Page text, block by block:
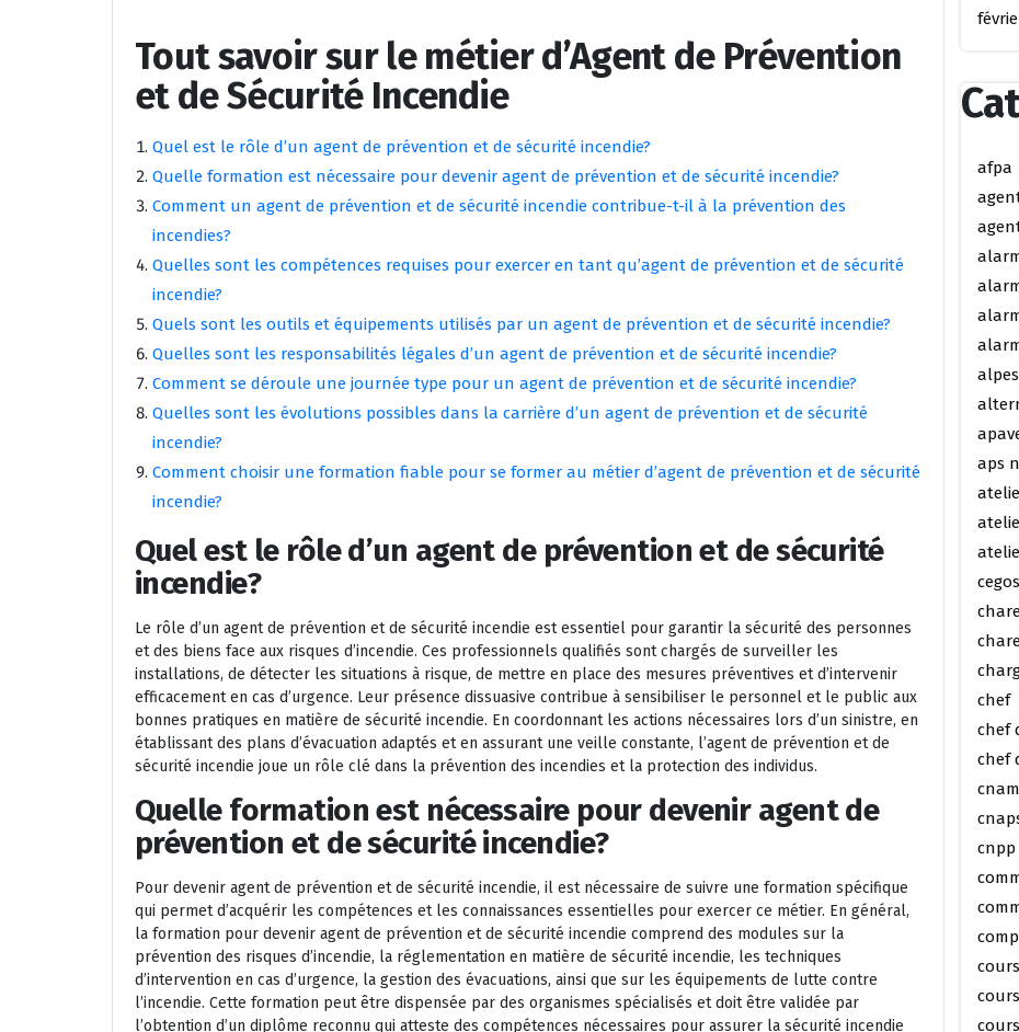
Tout savoir sur le métier d’Agent de Prévention
et de Sécurité Incendie
Quel est le rôle d’un agent de prévention et de sécurité incendie?
Quelle formation est nécessaire pour devenir agent de prévention et de sécurité incendie?
Comment un agent de prévention et de sécurité incendie contribue-t-il à la prévention des
incendies?
Quelles sont les compétences requises pour exercer en tant qu’agent de prévention et de sécurité
incendie?
Quels sont les outils et équipements utilisés par un agent de prévention et de sécurité incendie?
Quelles sont les responsabilités légales d’un agent de prévention et de sécurité incendie?
Comment se déroule une journée type pour un agent de prévention et de sécurité incendie?
Quelles sont les évolutions possibles dans la carrière d’un agent de prévention et de sécurité
incendie?
Comment choisir une formation fiable pour se former au métier d’agent de prévention et de sécurité
incendie?
Quel est le rôle d’un agent de prévention et de sécurité
incendie?
Le rôle d’un agent de prévention et de sécurité incendie est essentiel pour garantir la sécurité des personnes
et des biens face aux risques d’incendie. Ces professionnels qualifiés sont chargés de surveiller les
installations, de détecter les situations à risque, de mettre en place des mesures préventives et d’intervenir
efficacement en cas d’urgence. Leur présence dissuasive contribue à sensibiliser le personnel et le public aux
bonnes pratiques en matière de sécurité incendie. En coordonnant les actions nécessaires lors d’un sinistre, en
établissant des plans d’évacuation adaptés et en assurant une veille constante, l’agent de prévention et de
sécurité incendie joue un rôle clé dans la prévention des incendies et la protection des individus.
Quelle formation est nécessaire pour devenir agent de
prévention et de sécurité incendie?
Pour devenir agent de prévention et de sécurité incendie, il est nécessaire de suivre une formation spécifique
qui permet d’acquérir les compétences et les connaissances essentielles pour exercer ce métier. En général,
la formation pour devenir agent de prévention et de sécurité incendie comprend des modules sur la
prévention des risques d’incendie, la réglementation en matière de sécurité incendie, les techniques
d’intervention en cas d’urgence, la gestion des évacuations, ainsi que sur les équipements de lutte contre
l’incendie. Cette formation peut être dispensée par des organismes spécialisés et doit être validée par
l’obtention d’un diplôme reconnu qui atteste des compétences nécessaires pour assurer la sécurité incendie
afpa
aps
cegos
chef
chef
chef
cnam
cnpp
cours